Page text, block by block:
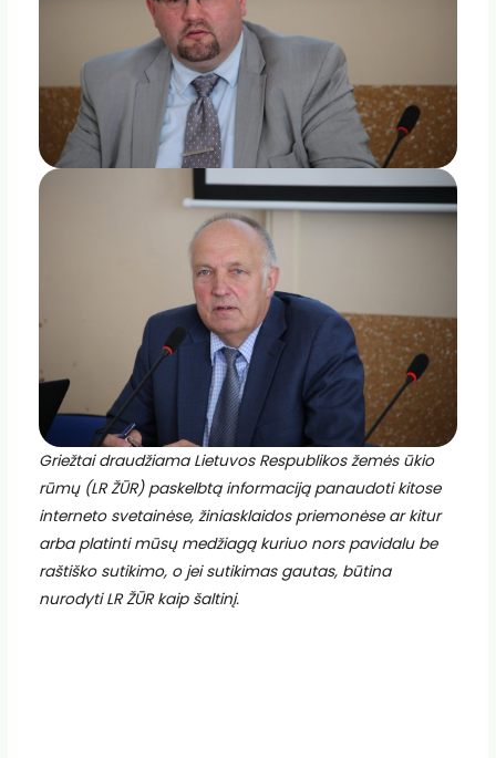
Griežtai draudžiama Lietuvos Respublikos žemės ūkio
rūmų (LR ŽŪR) paskelbtą informaciją panaudoti kitose
interneto svetainėse, žiniasklaidos priemonėse ar kitur
arba platinti mūsų medžiagą kuriuo nors pavidalu be
raštiško sutikimo, o jei sutikimas gautas, būtina
nurodyti LR ŽŪR kaip šaltinį.